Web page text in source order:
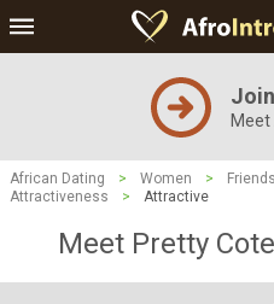
African Dating > Women >
Attractiveness
> Attractive
Meet Pretty